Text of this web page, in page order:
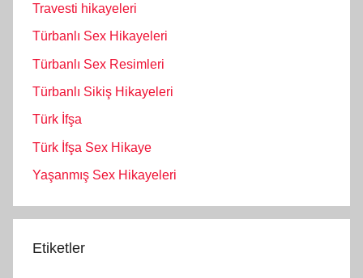
Travesti hikayeleri
Türbanlı Sex Hikayeleri
Türbanlı Sex Resimleri
Türbanlı Sikiş Hikayeleri
Türk İfşa
Türk İfşa Sex Hikaye
Yaşanmış Sex Hikayeleri
Etiketler